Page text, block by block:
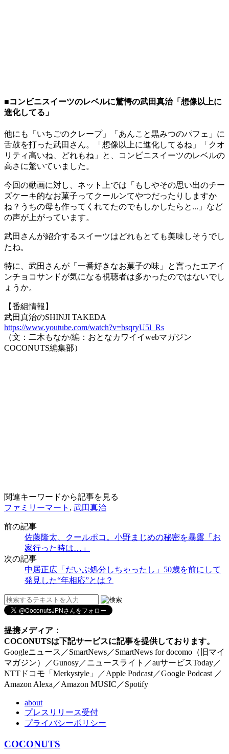
■コンビニスイーツのレベルに驚愕の武田真治「想像以上に
進化してる」
他にも「いちごのクレープ」「あんこと黒みつのパフェ」に
舌鼓を打った武田さん。「想像以上に進化してるね」「クオ
リティ高いね、どれもね」と、コンビニスイーツのレベルの
高さに驚いていました。
今回の動画に対し、ネット上では「もしやその思い出のチー
ズケーキ的なお菓子ってクールンてやつだったりしますか
ね？うちの母も作ってくれてたのでもしかしたらと...」など
の声が上がっています。
武田さんが紹介するスイーツはどれもとても美味しそうでし
たね。
特に、武田さんが「一番好きなお菓子の味」と言ったエアイ
ンチョコサンドが気になる視聴者は多かったのではないでし
ょうか。
【番組情報】
武田真治のSHINJI TAKEDA
https://www.youtube.com/watch?v=bsqryU5l_Rs
（文：二木もなか/編：おとなカワイイwebマガジン
COCONUTS編集部）
関連キーワードから記事を見る
ファミリーマート , 武田真治
前の記事
佐藤隆太、クールポコ。小野まじめの秘密を暴露「お
家行った時は…」
次の記事
中居正広「だいぶ処分しちゃったし」50歳を前にして
発見した“年相応”とは？
提携メディア：
COCONUTSは下記サービスに記事を提供しております。
Googleニュース／SmartNews／SmartNews for docomo（旧マイ
マガジン）／Gunosy／ニュースライト／auサービスToday／
NTTドコモ「Merkystyle」／Apple Podcast／Google Podcast ／
Amazon Alexa／Amazon MUSIC／Spotify
about
プレスリリース受付
プライバシーポリシー
COCONUTS